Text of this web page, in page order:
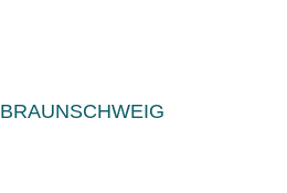
BRAUNSCHWEIG